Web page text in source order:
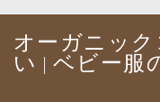
オーガニッ
い | ベビー